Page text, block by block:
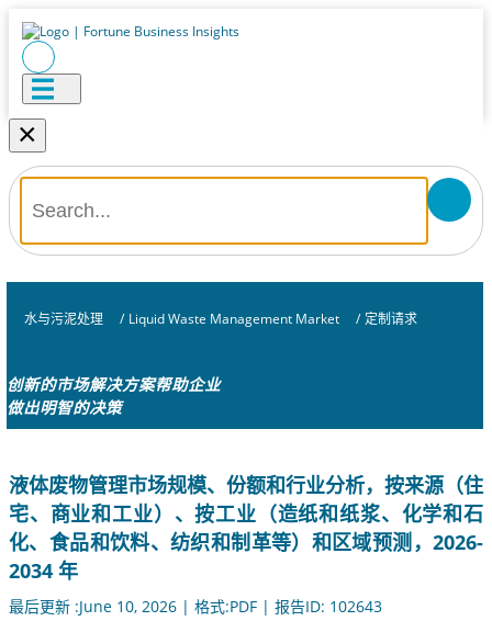
×
水与污泥处理 / Liquid Waste Management Market / 定制请求
创新的市场解决方案帮助企业
做出明智的决策
液体废物管理市场规模、份额和行业分析，按来源（住
宅、商业和工业）、按工业（造纸和纸浆、化学和石
化、食品和饮料、纺织和制革等）和区域预测，2026-
2034 年
最后更新 :June 10, 2026 | 格式:PDF | 报告ID: 102643